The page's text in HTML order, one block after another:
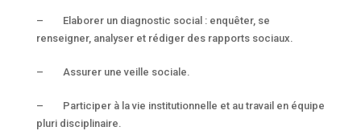
– Elaborer un diagnostic social : enquêter, se
renseigner, analyser et rédiger des rapports sociaux.
– Assurer une veille sociale.
– Participer à la vie institutionnelle et au travail en équipe
pluri disciplinaire.